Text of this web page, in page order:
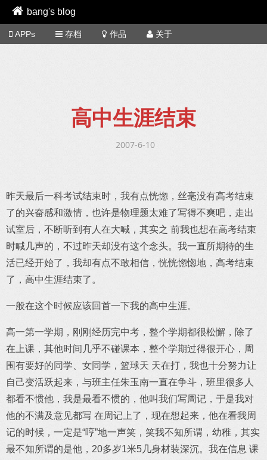
bang's blog
APPs 存档 作品 关于
高中生涯结束
2007-6-10
昨天最后一科考试结束时，我有点恍惚，丝毫没有高考结束
了的兴奋感和激情，也许是物理题太难了写得不爽吧，走出
试室后，不断听到有人在大喊，其实之 前我也想在高考结束
时喊几声的，不过昨天却没有这个念头。我一直所期待的生
活已经开始了，我却有点不敢相信，恍恍惚惚地，高考结束
了，高中生涯结束了。
一般在这个时候应该回首一下我的高中生涯。
高一第一学期，刚刚经历完中考，整个学期都很松懈，除了
在上课，其他时间几乎不碰课本，整个学期过得很开心，周
围有要好的同学、女同学，篮球天 天在打，我也十分努力让
自己变活跃起来，与班主任朱玉南一直在争斗，班里很多人
都看不惯他，我是最看不惯的，他叫我们写周记，于是我对
他的不满及意见都写 在周记上了，现在想起来，他在看我周
记的时候，一定是“哼”地一声笑，笑我不知所谓，幼稚，其实
最不知所谓的是他，20多岁1米5几身材装深沉。我在信息 课